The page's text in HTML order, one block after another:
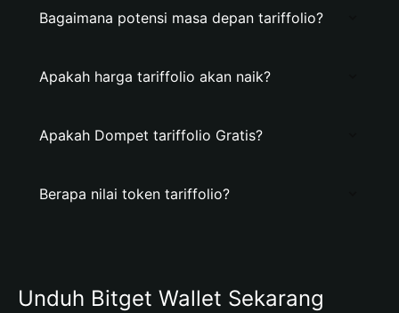
Bagaimana potensi masa depan tariffolio?
Apakah harga tariffolio akan naik?
Apakah Dompet tariffolio Gratis?
Berapa nilai token tariffolio?
Unduh Bitget Wallet Sekarang